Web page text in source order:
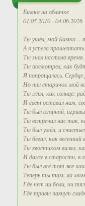
Бимка на облачке
01.05.2010 - 04.06.2026
Ты ушёл, мой Бимка…
А я успела
Ты знал настало
Ты посмотрел, как
Я попрощалась. Сердце
Но ты старичок мой
Ты жил, как солнце:
И свет оставил нам,
Ты был озорной,
Ты встречал нас так,
Ты был умён, и
Ты бегал, как весенний
Ты хвостиком вилял,
И даже в старости, в
Ты был всё тот же
Теперь ты там, на
Где нет ни боли, ни
Где травы пахнут